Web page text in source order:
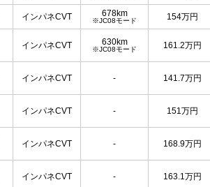
インパネCVT 678km
※JC08モード 154万円
インパネCVT 630km
※JC08モード 161.2万円
インパネCVT - 141.7万円
インパネCVT - 151万円
インパネCVT - 168.9万円
インパネCVT - 163.1万円